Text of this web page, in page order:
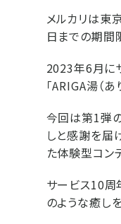
メルカリは東
日までの期間
2023年6月に
「ARIGA湯（あ
今回は第1弾
しと感謝を届
た体験型コン
サービス10周
のような癒し